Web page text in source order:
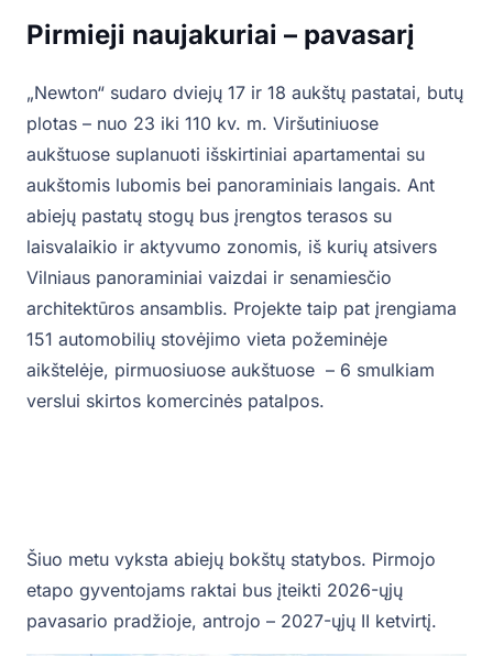
Pirmieji naujakuriai – pavasarį
„Newton“ sudaro dviejų 17 ir 18 aukštų pastatai, butų
plotas – nuo 23 iki 110 kv. m. Viršutiniuose
aukštuose suplanuoti išskirtiniai apartamentai su
aukštomis lubomis bei panoraminiais langais. Ant
abiejų pastatų stogų bus įrengtos terasos su
laisvalaikio ir aktyvumo zonomis, iš kurių atsivers
Vilniaus panoraminiai vaizdai ir senamiesčio
architektūros ansamblis. Projekte taip pat įrengiama
151 automobilių stovėjimo vieta požeminėje
aikštelėje, pirmuosiuose aukštuose – 6 smulkiam
verslui skirtos komercinės patalpos.
Šiuo metu vyksta abiejų bokštų statybos. Pirmojo
etapo gyventojams raktai bus įteikti 2026-ųjų
pavasario pradžioje, antrojo – 2027-ųjų II ketvirtį.